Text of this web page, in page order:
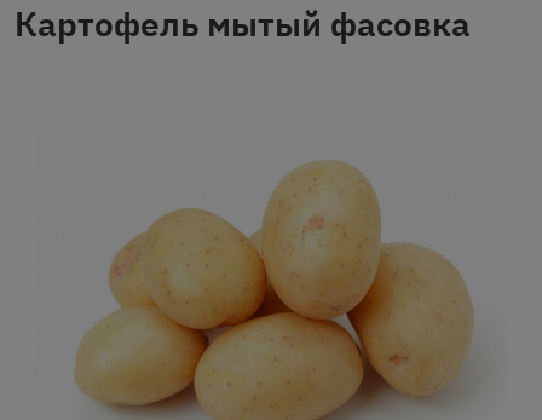
Картофель мытый фасовка